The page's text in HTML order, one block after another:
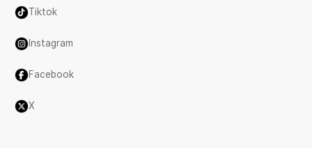
Tiktok
Instagram
Facebook
X